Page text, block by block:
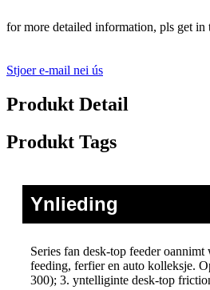
for more detailed information, pls get
Stjoer e-mail nei ús
Produkt Detail
Produkt Tags
Ynlieding
Series fan desk-top feeder
feeding, ferfier en auto kolleksje.
300); 3. yntelliginte desk-top